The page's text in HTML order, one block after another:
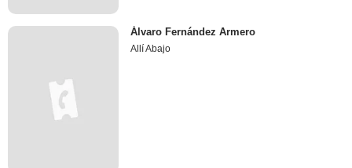
Álvaro Fernández Armero
Allí Abajo